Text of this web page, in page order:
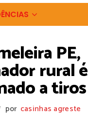
PE,
rural é
a tiros
por casinhas agreste